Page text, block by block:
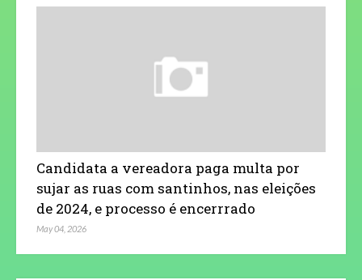
Candidata a vereadora paga multa por
sujar as ruas com santinhos, nas eleições
de 2024, e processo é encerrrado
May 04, 2026